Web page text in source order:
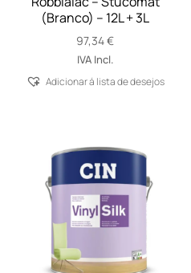
(Branco) – 12L + 3L
97,34€
IVA Incl.
Adicionar á lista de desejos